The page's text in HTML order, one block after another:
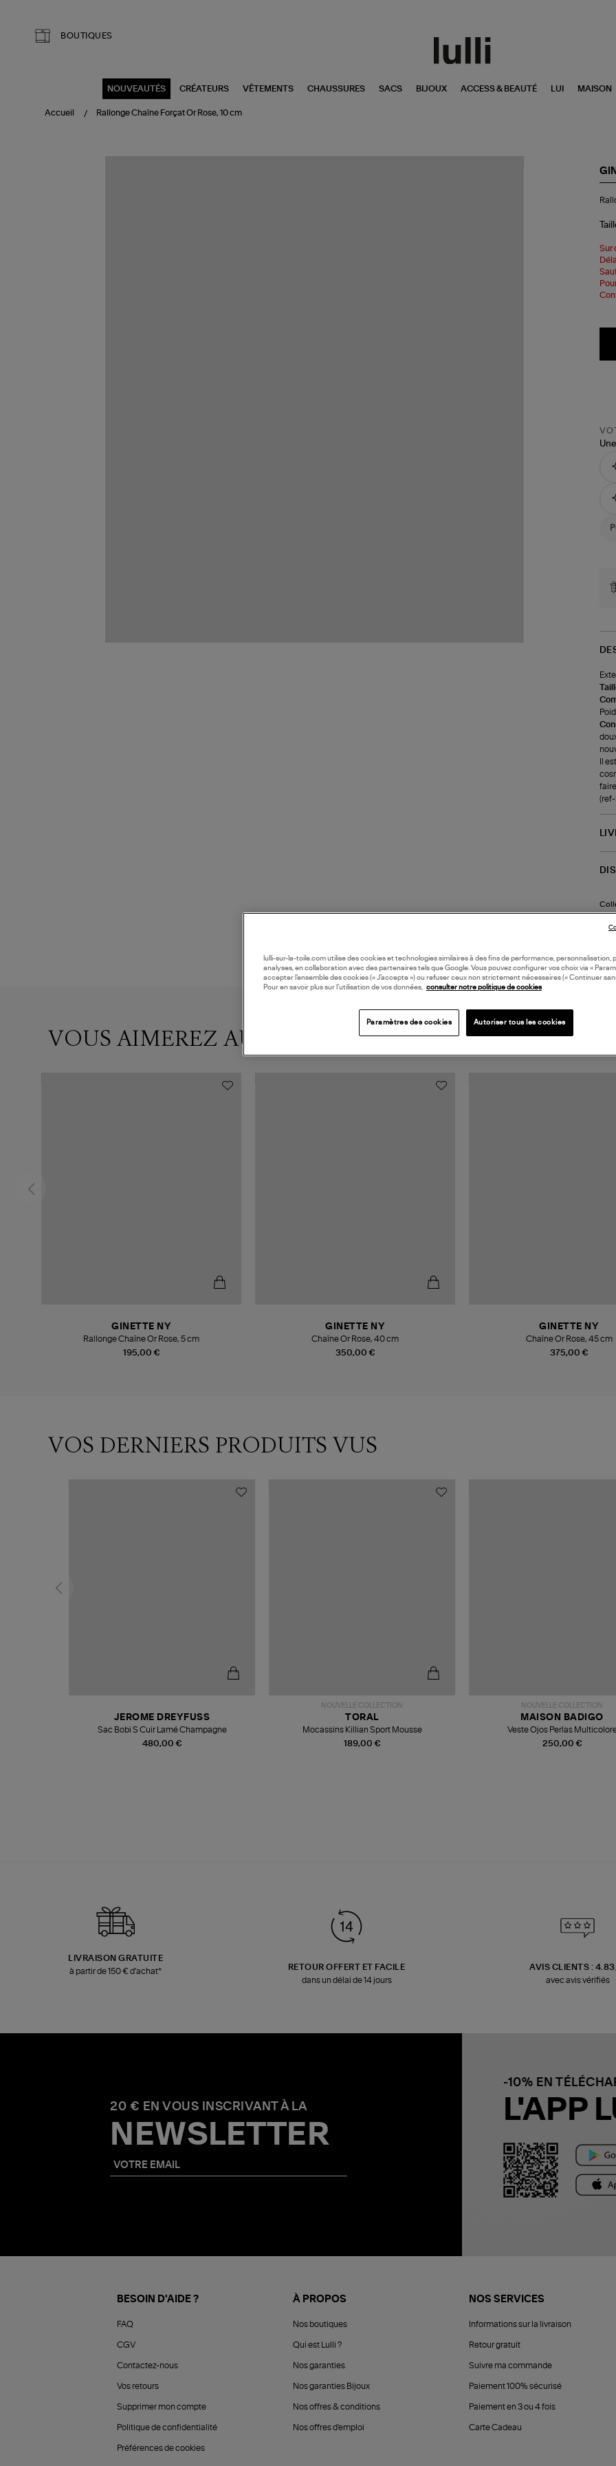
BOUTIQUES
NOUVEAUTÉS CRÉATEURS VÊTEMENTS CHAUSSURES SACS BIJOUX ACCESS & BEAUTÉ LUI MAISON
Accueil Rallonge Chaîne Forçat Or Rose, 10 cm
Or
10
cm
Sur
Il
(ref-
VOUS AIMEREZ AUSSI
195,00 €
GINETTE NY
Rallonge Chaîne Or Rose, 5 cm
350,00 €
GINETTE NY
Chaîne Or Rose, 40 cm
375,00 €
GINETTE NY
Chaîne Or Rose, 45 cm
VOS DERNIERS PRODUITS VUS
480,00 €
JEROME DREYFUSS
Sac Bobi S Cuir Lamé Champagne
NOUVELLE COLLECTION
189,00 €
TORAL
Mocassins Killian Sport Mousse
NOUVELLE COLLECTION
250,00 €
MAISON BADIGO
Veste Ojos Perlas
LIVRAISON GRATUITE
à partir de 150 € d'achat*
RETOUR OFFERT ET FACILE
dans un délai de 14 jours
AVIS CLIENTS :
avec avis vérifiés
20 € EN VOUS INSCRIVANT À LA
NEWSLETTER
-10% EN
L'APP
BESOIN D'AIDE ?
FAQ
CGV
Contactez-nous
Vos retours
Supprimer mon compte
Politique de confidentialité
Préférences de cookies
À PROPOS
Nos boutiques
Qui est Lulli ?
Nos garanties
Nos garanties Bijoux
Nos offres & conditions
Nos offres d'emploi
NOS SERVICES
Informations sur la livraison
Retour gratuit
Suivre ma commande
Paiement 100% sécurisé
Paiement en 3 ou 4 fois
Carte Cadeau
lulli-sur-la-toile.com utilise des cookies et technologies similaires à des fins de performance, personnalisation,
analyses, en collaboration avec des partenaires tels que Google. Vous pouvez configurer vos choix via «
accepter l’ensemble des cookies (« J’accepte ») ou refuser ceux non strictement nécessaires (« Continuer
Pour en savoir plus sur l’utilisation de vos données, consulter notre politique de cookies
Paramètres des cookies Autoriser tous les cookies